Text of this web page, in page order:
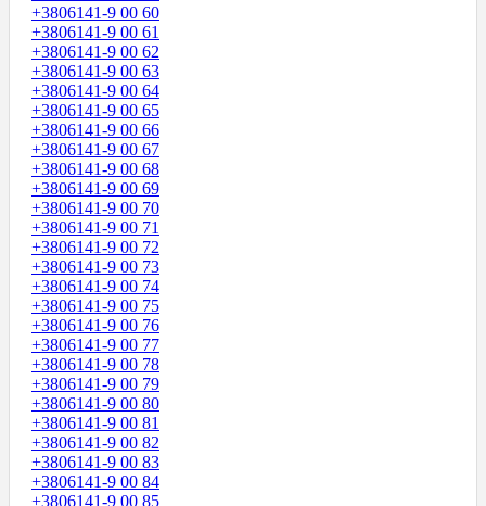
+3806141-9 00 60
+3806141-9 00 61
+3806141-9 00 62
+3806141-9 00 63
+3806141-9 00 64
+3806141-9 00 65
+3806141-9 00 66
+3806141-9 00 67
+3806141-9 00 68
+3806141-9 00 69
+3806141-9 00 70
+3806141-9 00 71
+3806141-9 00 72
+3806141-9 00 73
+3806141-9 00 74
+3806141-9 00 75
+3806141-9 00 76
+3806141-9 00 77
+3806141-9 00 78
+3806141-9 00 79
+3806141-9 00 80
+3806141-9 00 81
+3806141-9 00 82
+3806141-9 00 83
+3806141-9 00 84
+3806141-9 00 85